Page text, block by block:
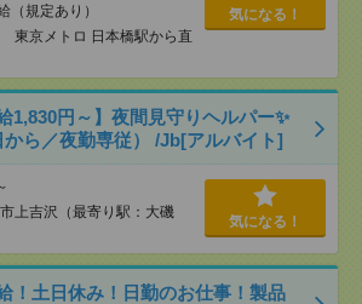
（規定あり）
東京メトロ 日本橋駅から直
気になる！
1,830円～】夜間見守りヘルパー✨
ら／夜勤専従） /Jb[アルバイト]
上吉沢（最寄り駅：大磯
気になる！
！土日休み！日勤のお仕事！製品